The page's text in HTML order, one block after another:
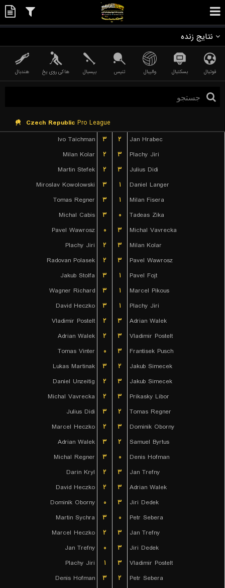
نتایج زنده
فوتبال بسکتبال والیبال تنیس بیسبال هاکی روی یخ هندبال
Czech Republic Pro League
Ivo Taichman
۳ ۲
Jan Hrabec
Milan Kolar
۲ ۳
Plachy Jiri
Martin Stefek
۲ ۳
Julius Didi
Miroslav Kowolowski
۳ ۱
Daniel Langer
Tomas Regner
۳ ۱
Milan Fisera
Michal Cabis
۳ ۰
Tadeas Zika
Pavel Wawrosz
۰ ۳
Michal Vavrecka
Plachy Jiri
۲ ۳
Milan Kolar
Radovan Polasek
۲ ۳
Pavel Wawrosz
Jakub Stolfa
۳ ۱
Pavel Fojt
Wagner Richard
۳ ۱
Marcel Pikous
David Heczko
۳ ۱
Plachy Jiri
Vladimir Postelt
۲ ۳
Adrian Walek
Adrian Walek
۲ ۳
Vladimir Postelt
Tomas Vinter
۰ ۳
Frantisek Pusch
Lukas Martinak
۳ ۲
Jakub Simecek
Daniel Unzeitig
۲ ۳
Jakub Simecek
Michal Vavrecka
۲ ۳
Prikasky Libor
Julius Didi
۳ ۲
Tomas Regner
Marcel Heczko
۲ ۳
Dominik Oborny
Adrian Walek
۳ ۲
Samuel Byrtus
Michal Regner
۳ ۰
Denis Hofman
Darin Kryl
۲ ۳
Jan Trefny
David Heczko
۲ ۳
Adrian Walek
Dominik Oborny
۰ ۳
Jiri Dedek
Martin Sychra
۳ ۰
Petr Sebera
Marcel Heczko
۲ ۳
Jan Trefny
Jan Trefny
۰ ۳
Jiri Dedek
Plachy Jiri
۱ ۳
Vladimir Postelt
Denis Hofman
۳ ۲
Petr Sebera